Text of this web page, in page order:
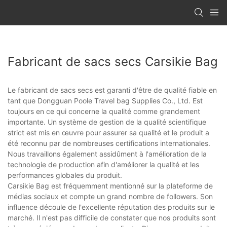
Fabricant de sacs secs Carsikie Bag
Le fabricant de sacs secs est garanti d'être de qualité fiable en
tant que Dongguan Poole Travel bag Supplies Co., Ltd. Est
toujours en ce qui concerne la qualité comme grandement
importante. Un système de gestion de la qualité scientifique
strict est mis en œuvre pour assurer sa qualité et le produit a
été reconnu par de nombreuses certifications internationales.
Nous travaillons également assidûment à l'amélioration de la
technologie de production afin d'améliorer la qualité et les
performances globales du produit.
Carsikie Bag est fréquemment mentionné sur la plateforme de
médias sociaux et compte un grand nombre de followers. Son
influence découle de l'excellente réputation des produits sur le
marché. Il n'est pas difficile de constater que nos produits sont